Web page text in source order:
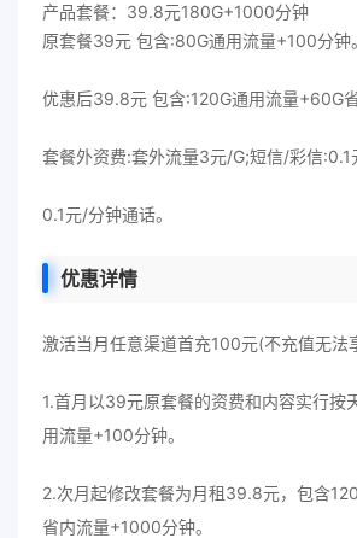
产品套餐：39.8元180G+1000分钟
原套餐39元 包含:80G通用流量+100分钟。
优惠后39.8元 包含:120G通用流量+60G
套餐外资费:套外流量3元/G;短信/彩信:0.1
0.1元/分钟通话。
优惠详情
激活当月任意渠道首充100元(不充值无法
1.首月以39元原套餐的资费和内容实行按
用流量+100分钟。
2.次月起修改套餐为月租39.8元，包含
省内流量+1000分钟。